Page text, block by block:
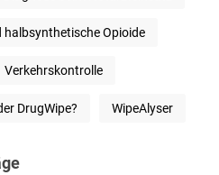
Opioide
Verkehrskontrolle
DrugWipe? WipeAlyser